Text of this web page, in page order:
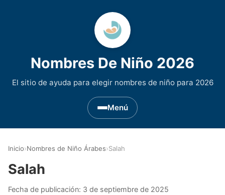
Nombres De Niño 2026
El sitio de ayuda para elegir nombres de niño para 2026
Menú
Inicio›Nombres de Niño Árabes›Salah
Salah
Fecha de publicación: 3 de septiembre de 2025